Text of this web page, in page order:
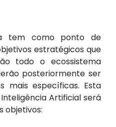
tem como ponto de
estratégicos que
todo o ecossistema
posteriormente ser
mais específicas. Esta
Artificial será
objetivos: